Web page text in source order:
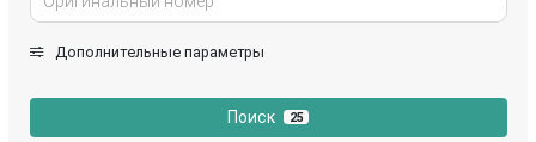
Дополнительные параметры
Поиск 25